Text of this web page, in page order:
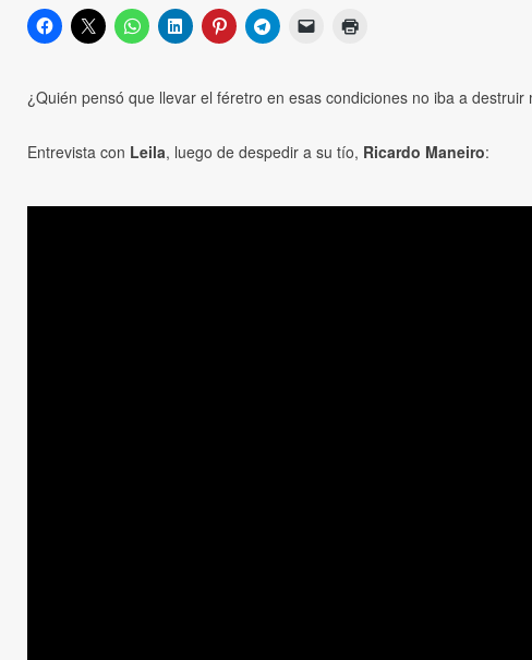
¿Quién pensó que llevar el féretro en esas condiciones no iba a
Entrevista con Leila, luego de despedir a su tío, Ricardo Maneiro: